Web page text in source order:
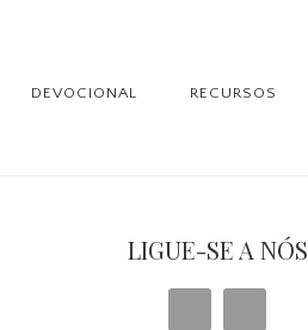
DEVOCIONAL RECURSOS
LIGUE-SE A NÓS